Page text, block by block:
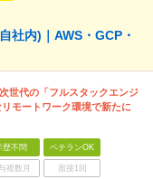
社内)｜AWS・GCP・
世代の「フルスタックエンジ
モートワーク環境で新たに
歴不問 ベテランOK
複数月 面接1回